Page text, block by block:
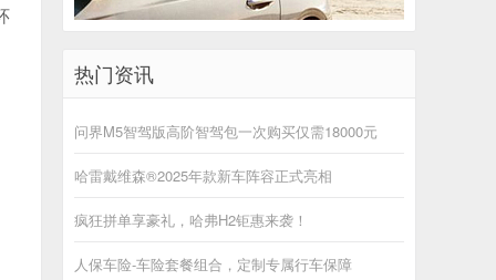
热门资讯
问界M5智驾版高阶智驾包一次购买仅需18000元
哈雷戴维森®2025年款新车阵容正式亮相
疯狂拼单享豪礼，哈弗H2钜惠来袭！
人保车险-车险套餐组合，定制专属行车保障